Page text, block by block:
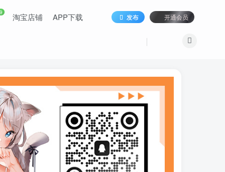
淘宝店铺 APP下载 发布 开通会员